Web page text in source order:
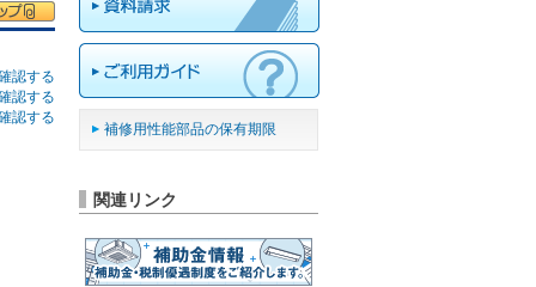
認する
認する
認する
補修用性能部品の保有期限
関連リンク